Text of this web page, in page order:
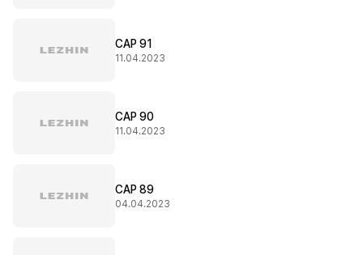
CAP 91
11.04.2023
CAP 90
11.04.2023
CAP 89
04.04.2023